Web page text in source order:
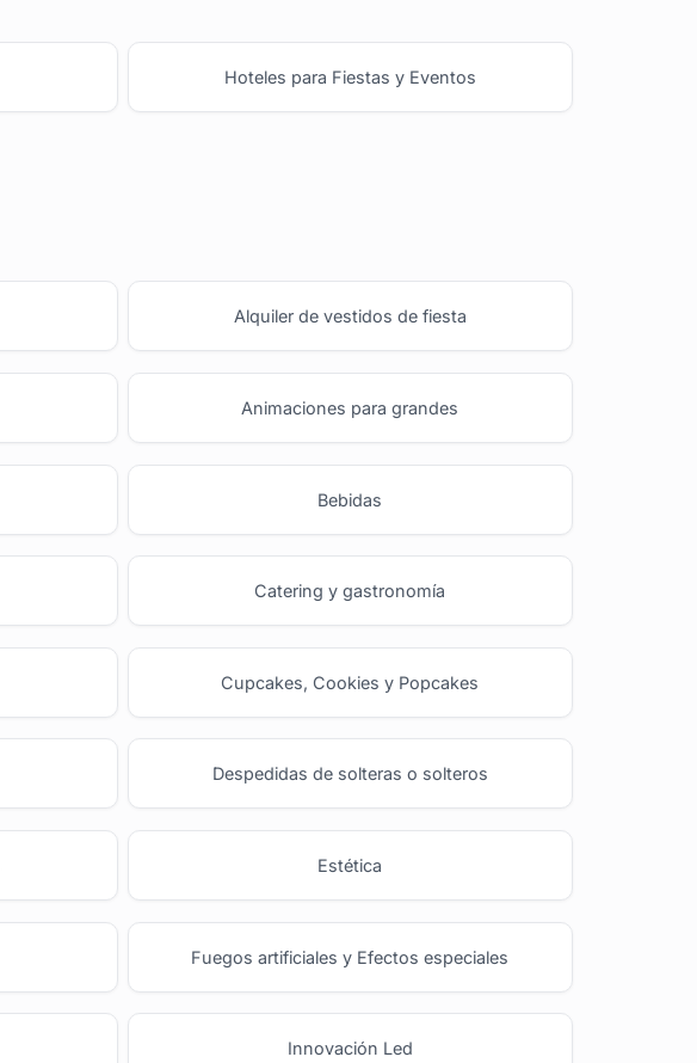
Hoteles para Fiestas y Eventos
Alquiler de vestidos de fiesta
Animaciones para grandes
Bebidas
Catering y gastronomía
Cupcakes, Cookies y Popcakes
Despedidas de solteras o solteros
Estética
Fuegos artificiales y Efectos especiales
Innovación Led